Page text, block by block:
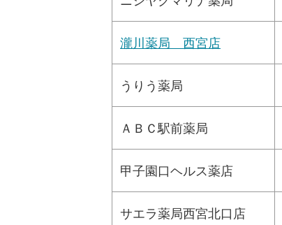
瀧川薬局 西宮店
うりう薬局
ＡＢＣ駅前薬局
甲子園口ヘルス薬店
サエラ薬局西宮北口店